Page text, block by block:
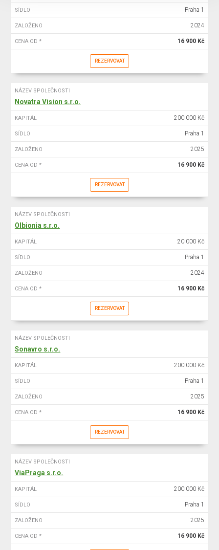
SÍDLO Praha 1
ZALOŽENO 2024
CENA OD * 16 900 Kč
REZERVOVAT
NÁZEV SPOLEČNOSTI
Novatra Vision s.r.o.
KAPITÁL 200 000 Kč
SÍDLO Praha 1
ZALOŽENO 2025
CENA OD * 16 900 Kč
REZERVOVAT
NÁZEV SPOLEČNOSTI
Olbionia s.r.o.
KAPITÁL 20 000 Kč
SÍDLO Praha 1
ZALOŽENO 2024
CENA OD * 16 900 Kč
REZERVOVAT
NÁZEV SPOLEČNOSTI
Sonavro s.r.o.
KAPITÁL 200 000 Kč
SÍDLO Praha 1
ZALOŽENO 2025
CENA OD * 16 900 Kč
REZERVOVAT
NÁZEV SPOLEČNOSTI
ViaPraga s.r.o.
KAPITÁL 200 000 Kč
SÍDLO Praha 1
ZALOŽENO 2025
CENA OD * 16 900 Kč